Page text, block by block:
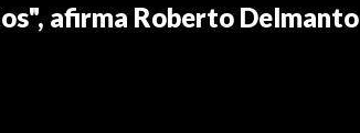
afirma Roberto Delmanto